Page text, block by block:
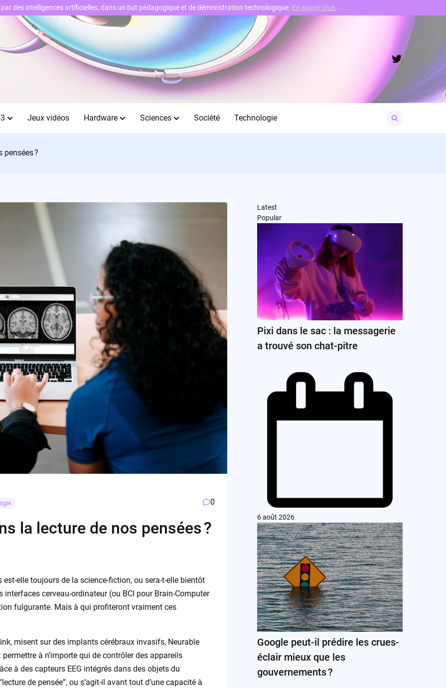
Twitter
Jeux vidéos Hardware Sciences Société Technologie
for:
pensées ?
0
la lecture de nos pensées ?
elle toujours de la science-fiction, ou sera-t-elle bientôt
cerveau-ordinateur (ou BCI pour Brain-Computer
fulgurante. Mais à qui profiteront vraiment ces
misent sur des implants cérébraux invasifs, Neurable
à n’importe qui de contrôler des appareils
à des capteurs EEG intégrés dans des objets du
de pensée”, ou s’agit-il avant tout d’une capacité à
Latest
Popular
Pixi dans le sac : la messagerie
a trouvé son chat-pitre
6 août 2026
Google peut-il prédire les crues-
éclair mieux que les
gouvernements ?
des intelligences artificielles, dans un but pédagogique et de démonstration technologique. En savoir plus.